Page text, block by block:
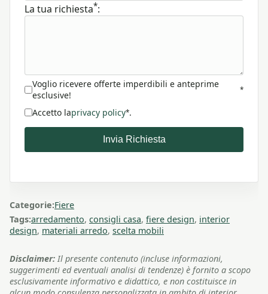
La tua richiesta*:
Voglio ricevere offerte imperdibili e anteprime
esclusive!
*
Accetto laprivacy policy*.
Invia Richiesta
Categorie:Fiere
Tags:arredamento, consigli casa, fiere design, interior
design, materiali arredo, scelta mobili
Disclaimer: Il presente contenuto (incluse informazioni,
suggerimenti ed eventuali analisi di tendenze) è fornito a scopo
esclusivamente informativo e didattico, e non costituisce in